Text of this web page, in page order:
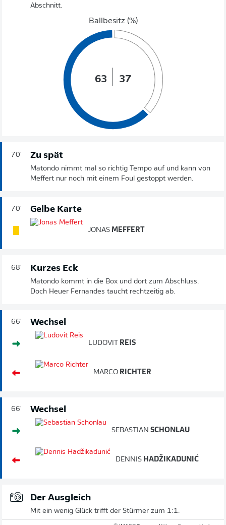
Abschnitt.
Ballbesitz (%)
63 37
70' Zu spät
Matondo nimmt mal so richtig Tempo auf und kann von
Meffert nur noch mit einem Foul gestoppt werden.
70' Gelbe Karte
JONAS MEFFERT
68' Kurzes Eck
Matondo kommt in die Box und dort zum Abschluss.
Doch Heuer Fernandes taucht rechtzeitig ab.
66' Wechsel
LUDOVIT REIS
MARCO RICHTER
66' Wechsel
SEBASTIAN SCHONLAU
DENNIS HADŽIKADUNIĆ
Der Ausgleich
Mit ein wenig Glück trifft der Stürmer zum 1:1.